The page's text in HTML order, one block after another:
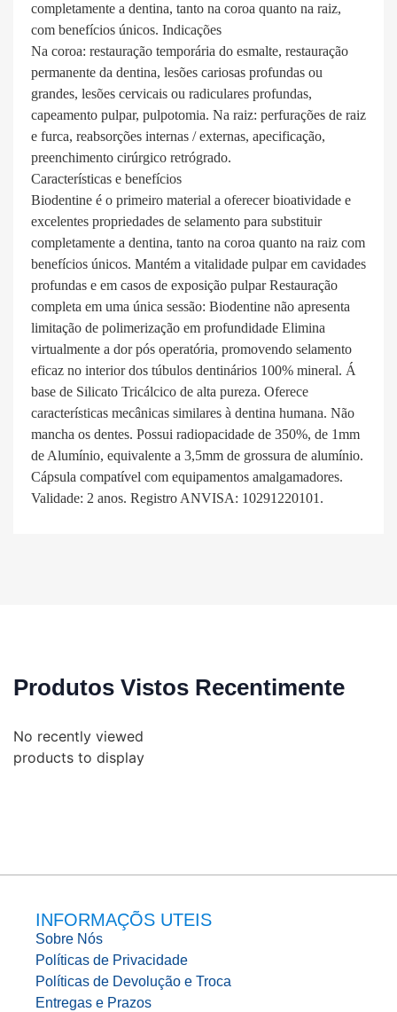
completamente a dentina, tanto na coroa quanto na raiz,
com benefícios únicos. Indicações
Na coroa: restauração temporária do esmalte, restauração
permanente da dentina, lesões cariosas profundas ou
grandes, lesões cervicais ou radiculares profundas,
capeamento pulpar, pulpotomia. Na raiz: perfurações de raiz
e furca, reabsorções internas / externas, apecificação,
preenchimento cirúrgico retrógrado.
Características e benefícios
Biodentine é o primeiro material a oferecer bioatividade e
excelentes propriedades de selamento para substituir
completamente a dentina, tanto na coroa quanto na raiz com
benefícios únicos. Mantém a vitalidade pulpar em cavidades
profundas e em casos de exposição pulpar Restauração
completa em uma única sessão: Biodentine não apresenta
limitação de polimerização em profundidade Elimina
virtualmente a dor pós operatória, promovendo selamento
eficaz no interior dos túbulos dentinários 100% mineral. Á
base de Silicato Tricálcico de alta pureza. Oferece
características mecânicas similares à dentina humana. Não
mancha os dentes. Possui radiopacidade de 350%, de 1mm
de Alumínio, equivalente a 3,5mm de grossura de alumínio.
Cápsula compatível com equipamentos amalgamadores.
Validade: 2 anos. Registro ANVISA: 10291220101.
Produtos Vistos Recentimente
No recently viewed
products to display
INFORMAÇÕS UTEIS
Sobre Nós
Políticas de Privacidade
Políticas de Devolução e Troca
Entregas e Prazos